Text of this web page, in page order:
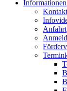
Informationen
Kontakt
Anfahrt